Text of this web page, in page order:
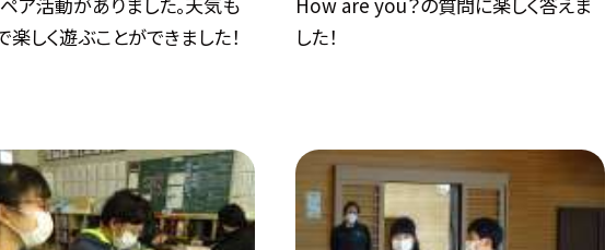
楽しく遊ぶことができました！
した！